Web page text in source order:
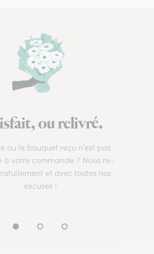
ou relivré.
ou le bouquet reçu n’est pas
à votre commande ? Nous re-
et avec toutes nos
excuses !